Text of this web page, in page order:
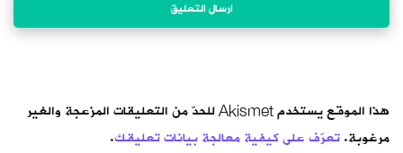
هذا الموقع يستخدم Akismet للحدّ من التعليقات المزعجة والغير
مرغوبة.تعرّف على كيفية معالجة بيانات تعليقك.